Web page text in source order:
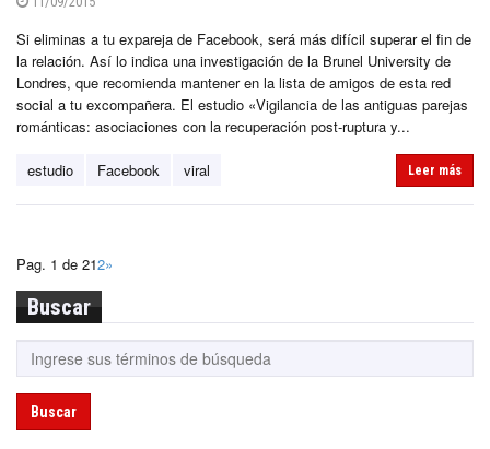
Si eliminas a tu expareja de Facebook, será más difícil superar el fin de
la relación. Así lo indica una investigación de la Brunel University de
Londres, que recomienda mantener en la lista de amigos de esta red
social a tu excompañera. El estudio «Vigilancia de las antiguas parejas
románticas: asociaciones con la recuperación post-ruptura y...
estudio Facebook viral Leer más
Pag. 1 de 212»
Buscar
Buscar